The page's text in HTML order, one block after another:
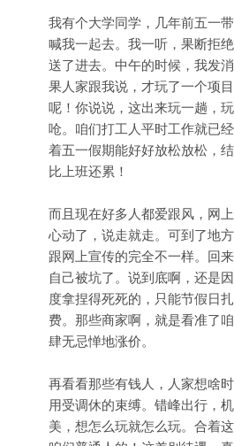
我有个大学同学，几年前五一
喊我一起去。我一听，果断拒
送了进去。中午的时候，我发
果人家跟我说，才玩了一个项
呢！你说说，这出来玩一趟，
呛。咱们打工人平时工作就已
着五一假期能好好放松放松，
比上班还累！
而且现在好多人都爱跟风，网
心动了，说走就走。可到了地方
跟网上宣传的完全不一样。回
自己被坑了。说到底啊，还是
度拿捏得死死的，只能节假日
费。那些商家啊，就是看准了
肆无忌惮地涨价。
再看看那些有钱人，人家想啥
用受调休的束缚。错峰出行，
美，想怎么玩就怎么玩。合着